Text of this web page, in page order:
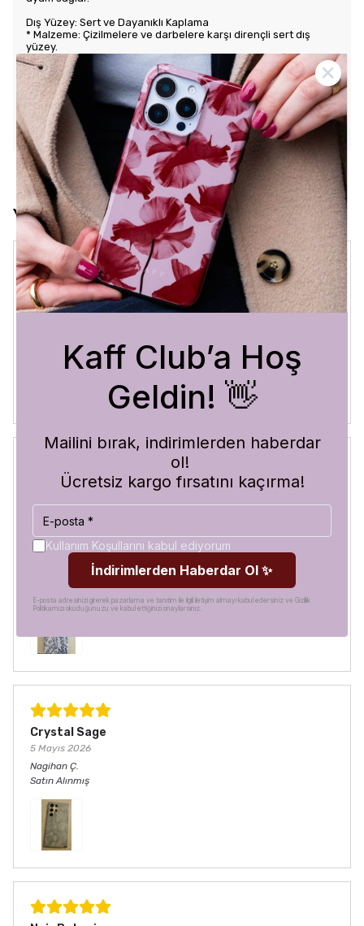
Dış Yüzey: Sert ve Dayanıklı Kaplama
* Malzeme: Çizilmelere ve darbelere karşı dirençli sert dış
yüzey.
* Tasarım: Benzersiz ve şık desenlerle estetik görünüm sunar.
Kullanım Kolaylığı
* Tuş Erişimi: Tuşlara kolay erişim sağlayarak kullanım rahatlığı
sunar.
* Uyum: Telefonunuza tam oturarak gevşek durmaz ve kaliteli
bir his verir.
Yorumlar
Crystal Sage
3 Ağustos 2026
Blue Abyss
Hilal A.
Satın Alınmış
Görür görmez çok beğendim. Hem desen olarak çok şık
hem de koruma olarak çok güvenilir. Ayrıca hızlı kargolama
için teşekkürler
Crystal Sage
5 Mayıs 2026
Nagihan Ç.
Satın Alınmış
Kaff Club’a Hoş
Geldin! 👋
Mailini bırak, indirimlerden haberdar
ol!
Ücretsiz kargo fırsatını kaçırma!
Kullanım Koşullarını kabul ediyorum
İndirimlerden Haberdar Ol ✨
E-posta adresinizi girerek pazarlama ve tanıtım ile ilgili iletişim almayı kabul edersiniz ve Gizlilik
Politikamızı okuduğunuzu ve kabul ettiğinizi onaylarsınız.